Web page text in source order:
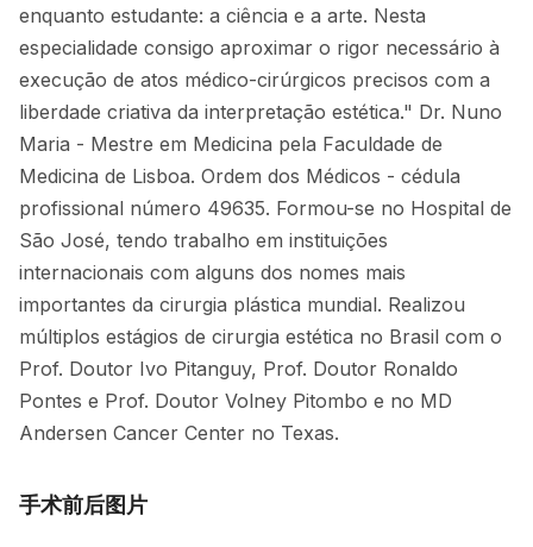
enquanto estudante: a ciência e a arte. Nesta
especialidade consigo aproximar o rigor necessário à
execução de atos médico-cirúrgicos precisos com a
liberdade criativa da interpretação estética." Dr. Nuno
Maria - Mestre em Medicina pela Faculdade de
Medicina de Lisboa. Ordem dos Médicos - cédula
profissional número 49635. Formou-se no Hospital de
São José, tendo trabalho em instituições
internacionais com alguns dos nomes mais
importantes da cirurgia plástica mundial. Realizou
múltiplos estágios de cirurgia estética no Brasil com o
Prof. Doutor Ivo Pitanguy, Prof. Doutor Ronaldo
Pontes e Prof. Doutor Volney Pitombo e no MD
Andersen Cancer Center no Texas.
手术前后图片